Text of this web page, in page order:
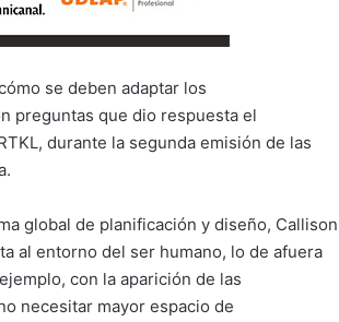
se deben adaptar los
preguntas que dio respuesta el
durante la segunda emisión de las
global de planificación y diseño, Callison
al entorno del ser humano, lo de afuera
con la aparición de las
necesitar mayor espacio de